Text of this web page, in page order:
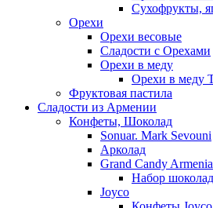
Сухофрукты,
Орехи
Орехи весовые
Сладости с Орехами
Орехи в меду
Орехи в меду
Фруктовая пастила
Сладости из Армении
Конфеты, Шоколад
Sonuar. Mark Sevouni
Арколад
Grand Candy Armenia
Набор
Joyco